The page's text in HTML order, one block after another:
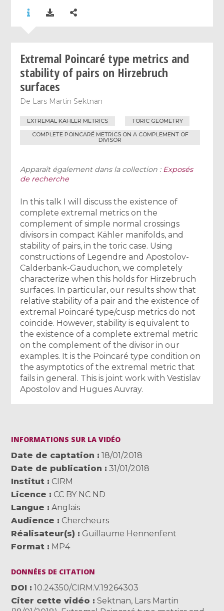
Extremal Poincaré type metrics and
stability of pairs on Hirzebruch
surfaces
De Lars Martin Sektnan
EXTREMAL KÄHLER METRICS
TORIC GEOMETRY
COMPLETE POINCARÉ METRICS ON A COMPLEMENT OF
DIVISOR
Apparaît également dans la collection : Exposés
de recherche
In this talk I will discuss the existence of
complete extremal metrics on the
complement of simple normal crossings
divisors in compact Kähler manifolds, and
stability of pairs, in the toric case. Using
constructions of Legendre and Apostolov-
Calderbank-Gauduchon, we completely
characterize when this holds for Hirzebruch
surfaces. In particular, our results show that
relative stability of a pair and the existence of
extremal Poincaré type/cusp metrics do not
coincide. However, stability is equivalent to
the existence of a complete extremal metric
on the complement of the divisor in our
examples. It is the Poincaré type condition on
the asymptotics of the extremal metric that
fails in general. This is joint work with Vestislav
Apostolov and Hugues Auvray.
INFORMATIONS SUR LA VIDÉO
Date de captation
18/01/2018
Date de publication
31/01/2018
Institut
CIRM
Licence
CC BY NC ND
Langue
Anglais
Audience
Chercheurs
Réalisateur(s)
Guillaume Hennenfent
Format
MP4
DONNÉES DE CITATION
DOI
10.24350/CIRM.V.19264303
Citer cette vidéo
Sektnan, Lars Martin